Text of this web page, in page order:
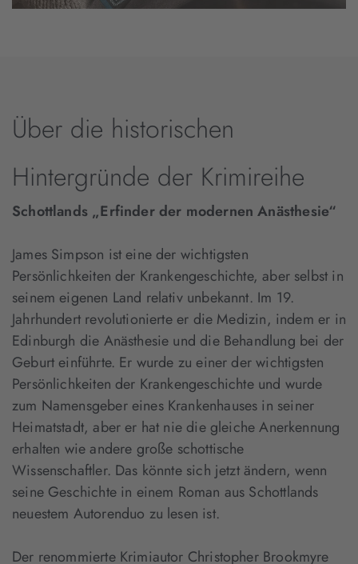
Über die historischen
Hintergründe der Krimireihe
Schottlands „Erfinder der modernen Anästhesie“
James Simpson ist eine der wichtigsten
Persönlichkeiten der Krankengeschichte, aber selbst in
seinem eigenen Land relativ unbekannt. Im 19.
Jahrhundert revolutionierte er die Medizin, indem er in
Edinburgh die Anästhesie und die Behandlung bei der
Geburt einführte. Er wurde zu einer der wichtigsten
Persönlichkeiten der Krankengeschichte und wurde
zum Namensgeber eines Krankenhauses in seiner
Heimatstadt, aber er hat nie die gleiche Anerkennung
erhalten wie andere große schottische
Wissenschaftler. Das könnte sich jetzt ändern, wenn
seine Geschichte in einem Roman aus Schottlands
neuestem Autorenduo zu lesen ist.
Der renommierte Krimiautor Christopher Brookmyre